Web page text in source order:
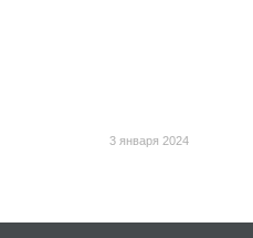
3 января 2024